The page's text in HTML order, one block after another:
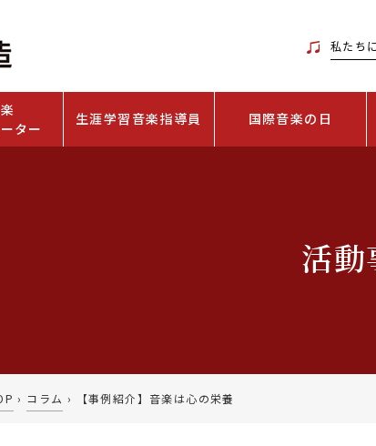
私たち
ター
生涯学習音楽指導員 国際音楽の日
活動
› コラム › 【事例紹介】音楽は心の栄養